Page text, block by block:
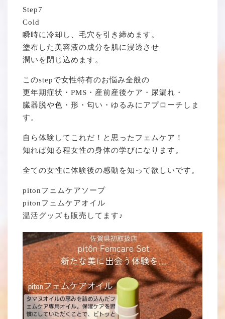
Step7
Cold
瞬時に冷却し、毛穴を引き締めます。
塗布した美容液の成分を肌に浸透させ
潤いを閉じ込めます。
このstepで女性特有のお悩み全般の
更年期症状・PMS・産前産後ケア・尿漏れ・
臓器脱や色・形・匂い・ゆるみにアプローチしま
す。
自ら体験してこれだ！と思ったフェムケア！
知れば知る程女性の身体の学びになります。
全ての女性に体験後の感動を知って欲しいです。
pitonフェムケアソープ
pitonフェムケアオイル
温活グッズも販売してます♪